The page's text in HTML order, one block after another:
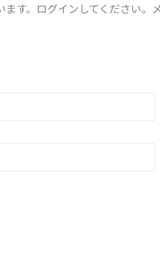
す。ログインしてください。